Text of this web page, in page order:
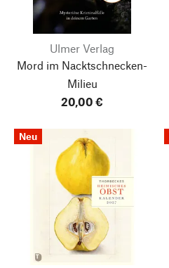
Ulmer Verlag
Mord im Nacktschnecken-
Milieu
20,00 €
Neu